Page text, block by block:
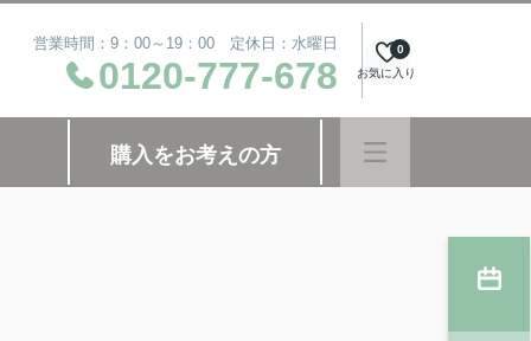
営業時間：9：00～19：00 定休日：水曜日
0120-777-678 お気に入り
0
購入をお考えの方